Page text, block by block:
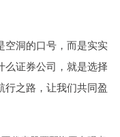
空洞的口号，而是实实
么证券公司，就是选择
行之路，让我们共同盈